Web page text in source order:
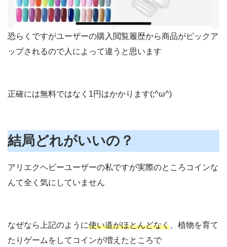
恐らくですがユーザーの購入閲覧履歴から商品がピックア
ップされるので人によって違うと思います
正確には無料ではなく1円はかかります(;^ω^)
結局どれがいいの？
アリエクヘビーユーザーの私ですが実際のところコインな
んて全く気にしていません
なぜなら上記のように使い道がほとんどなく 、植物を育て
たりゲームをしてコインが増えたところで